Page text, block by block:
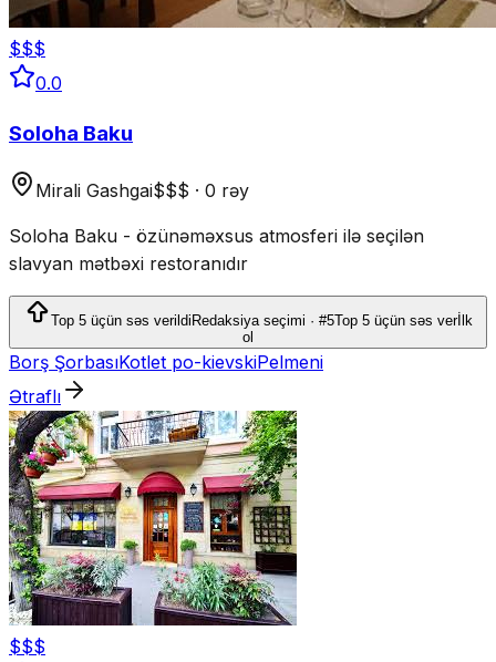
$$$
0.0
Soloha Baku
Mirali Gashgai$$$ · 0 rəy
Soloha Baku - özünəməxsus atmosferi ilə seçilən
slavyan mətbəxi restoranıdır
Top 5 üçün səs verildi Redaksiya seçimi · #5Top 5 üçün səs verİlk
ol
Borş ŞorbasıKotlet po-kievskiPelmeni
Ətraflı
$$$